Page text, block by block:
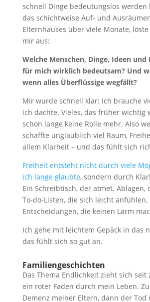
schnell Dinge bedeutungslos werden
das schichtweise Auf- und
Elternhauses über viele Monate,
mir aus:
Welche Menschen, Dinge, Ideen
für mich wirklich bedeutsam? Und
wenn alles Überflüssige wegfällt?
Mir wurde schnell klar: Ich brauche
ich dachte. Vieles, das früher wichtig
schon lange keine Rolle mehr. Also
schaffte unglaublich viel Raum,
allem Klarheit – und das fühlt sich
Freiheit entsteht nicht durch viele
ich lange glaubte, sondern durch
Ein Schreibtisch, der atmet. Ablagen,
To-do-Listen, die sich leicht anfühlen.
Entscheidungen, die keinen Lärm
Ich gehe mit leichtem Gepäck in das
das fühlt sich so gut an.
Familiengeschichten
Das Thema Endlichkeit zieht sich seit
ein roter Faden durch mein Leben.
Demenz meiner Eltern, dann der Tod